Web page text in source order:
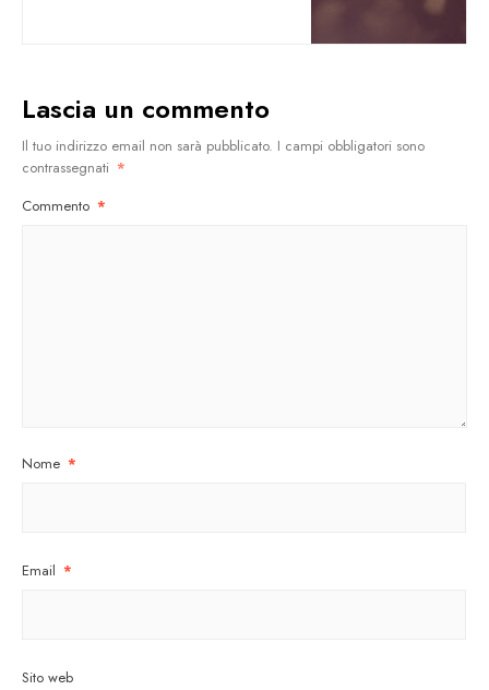
Lascia un commento
Il tuo indirizzo email non sarà pubblicato. I campi obbligatori sono
contrassegnati *
Commento *
Nome *
Email *
Sito web